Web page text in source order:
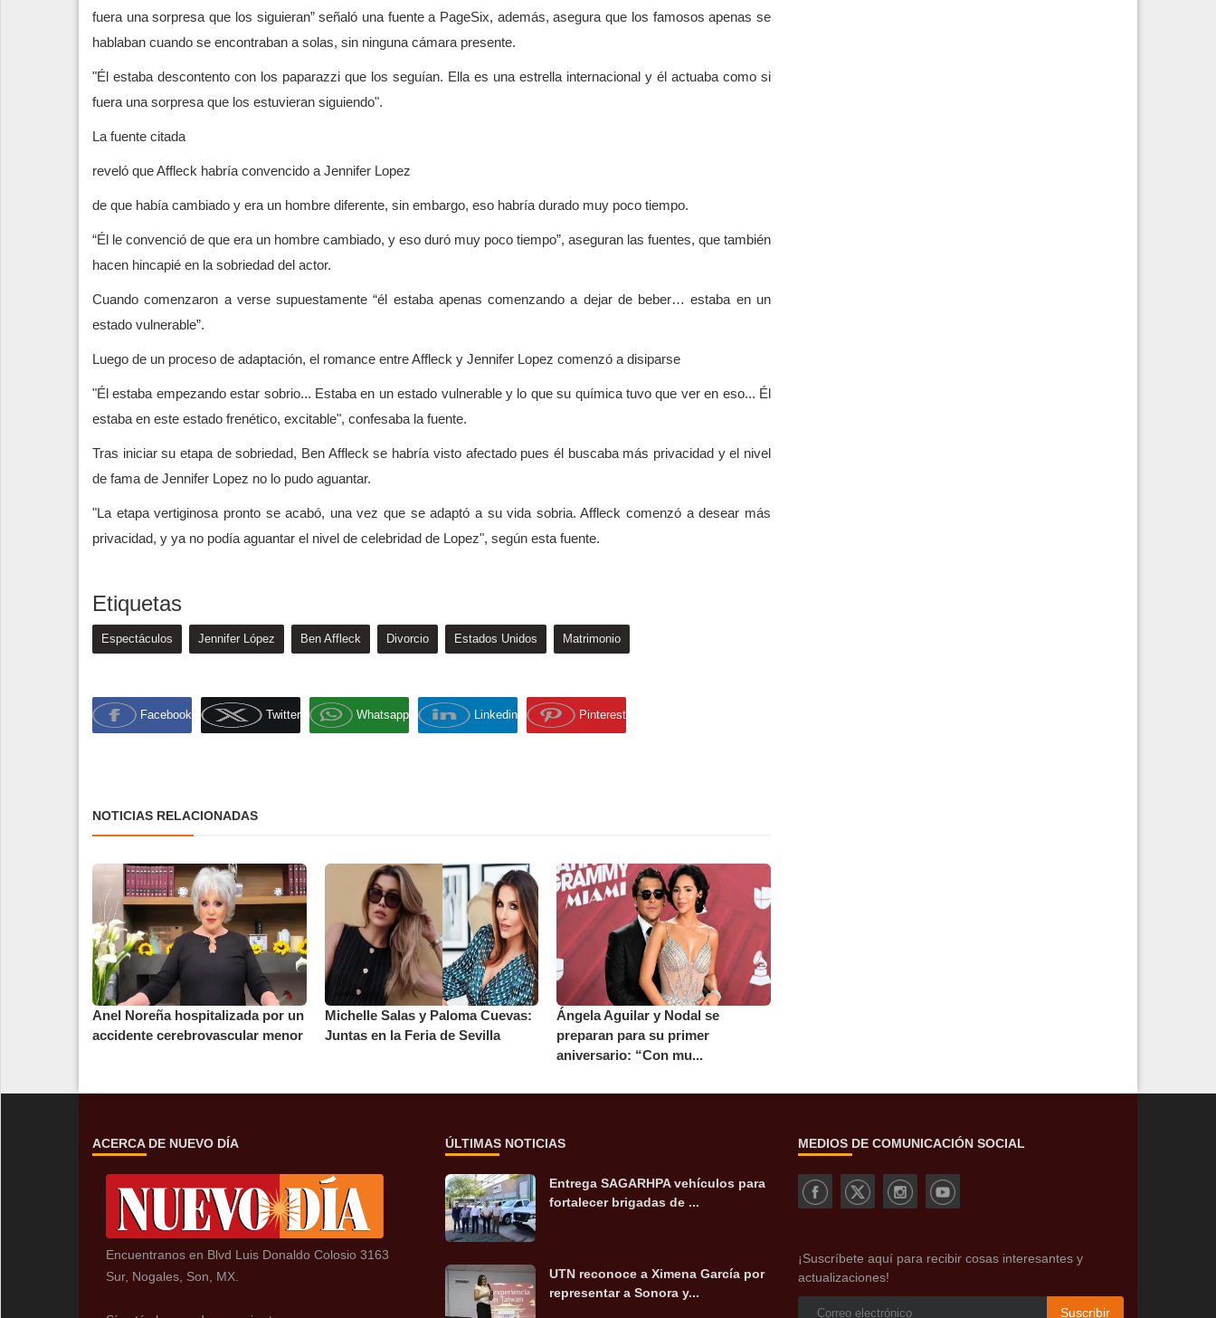
fuera una sorpresa que los siguieran” señaló una fuente a PageSix, además, asegura que los famosos apenas se
hablaban cuando se encontraban a solas, sin ninguna cámara presente.
"Él estaba descontento con los paparazzi que los seguían. Ella es una estrella internacional y él actuaba como si
fuera una sorpresa que los estuvieran siguiendo".
La fuente citada
reveló que Affleck habría convencido a Jennifer Lopez
de que había cambiado y era un hombre diferente, sin embargo, eso habría durado muy poco tiempo.
“Él le convenció de que era un hombre cambiado, y eso duró muy poco tiempo”, aseguran las fuentes, que también
hacen hincapié en la sobriedad del actor.
Cuando comenzaron a verse supuestamente “él estaba apenas comenzando a dejar de beber… estaba en un
estado vulnerable”.
Luego de un proceso de adaptación, el romance entre Affleck y Jennifer Lopez comenzó a disiparse
"Él estaba empezando estar sobrio... Estaba en un estado vulnerable y lo que su química tuvo que ver en eso... Él
estaba en este estado frenético, excitable", confesaba la fuente.
Tras iniciar su etapa de sobriedad, Ben Affleck se habría visto afectado pues él buscaba más privacidad y el nivel
de fama de Jennifer Lopez no lo pudo aguantar.
"La etapa vertiginosa pronto se acabó, una vez que se adaptó a su vida sobria. Affleck comenzó a desear más
privacidad, y ya no podía aguantar el nivel de celebridad de Lopez", según esta fuente.
Etiquetas
Espectáculos Jennifer López Ben Affleck Divorcio Estados Unidos Matrimonio
Facebook Twitter Whatsapp Linkedin Pinterest
NOTICIAS RELACIONADAS
Anel Noreña hospitalizada por un
accidente cerebrovascular menor
Michelle Salas y Paloma Cuevas:
Juntas en la Feria de Sevilla
Ángela Aguilar y Nodal se
preparan para su primer
aniversario: “Con mu...
ACERCA DE NUEVO DÍA
Encuentranos en Blvd Luis Donaldo Colosio 3163
Sur, Nogales, Son, MX.
ÚLTIMAS NOTICIAS
Entrega SAGARHPA vehículos para
fortalecer brigadas de ...
UTN reconoce a Ximena García por
representar a Sonora y...
MEDIOS DE COMUNICACIÓN SOCIAL
¡Suscríbete aquí para recibir cosas interesantes y
actualizaciones!
Suscribir